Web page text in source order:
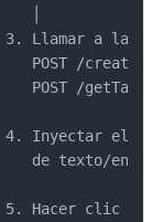
Llamar a la
POST /
POST /
Inyectar el
de texto/
Hacer clic en